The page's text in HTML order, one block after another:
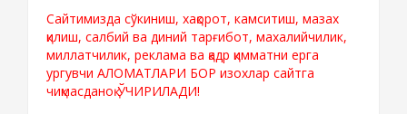
Сайтимизда сўкиниш, хақорот, камситиш, мазах
қилиш, салбий ва диний тарғибот, махалийчилик,
миллатчилик, реклама ва қадр қимматни ерга
ургувчи АЛОМАТЛАРИ БОР изохлар сайтга
чиқмасданоқ ЎЧИРИЛАДИ!